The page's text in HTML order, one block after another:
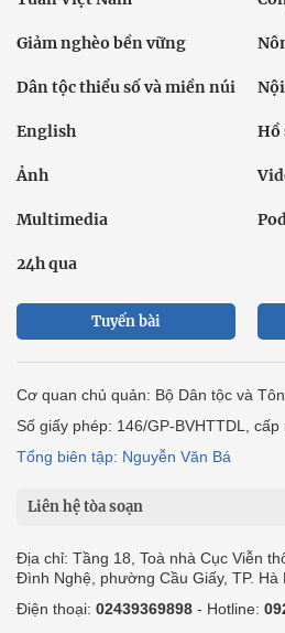
Giảm nghèo bền vững
Dân tộc thiểu số và miền núi
English Hồ
Ảnh
Multimedia
24h qua
Tuyến bài
Cơ quan chủ quản: Bộ Dân tộc và
Số giấy phép: 146/GP-BVHTTDL,
Tổng biên tập: Nguyễn Văn Bá
Liên hệ tòa soạn
Địa chỉ: Tầng 18, Toà nhà Cục Viễn
Đình Nghệ, phường Cầu Giấy, TP. Hà
Điện thoại: 02439369898 - Hotline: